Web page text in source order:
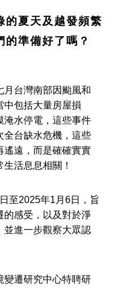
的夏天及越發頻繁
的準備好了嗎？
月台灣南部因颱風和
中包括大量房屋損
淹水停電，這些事件
全台缺水危機，這些
遙遠，而是確確實實
活息息相關！
至2025年1月6日，旨
的感受，以及對於淨
並進一步觀察大眾認
變遷研究中心特聘研